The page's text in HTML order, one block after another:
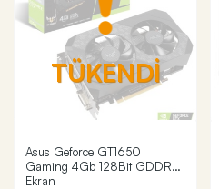
TÜKENDİ
Asus Geforce GT1650
Gaming 4Gb 128Bit GDDR6
Ekran